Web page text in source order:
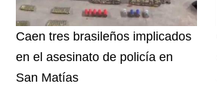
Caen tres brasileños implicados
en el asesinato de policía en
San Matías